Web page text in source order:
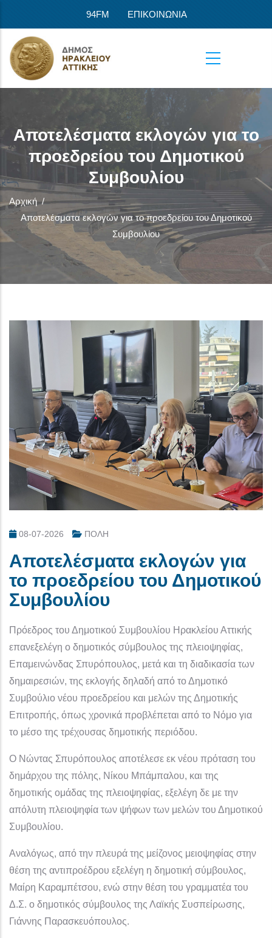
94FM ΕΠΙΚΟΙΝΩΝΙΑ
Αποτελέσματα εκλογών για το
προεδρείου του Δημοτικού
Συμβουλίου
Αρχική /
Αποτελέσματα εκλογών για το προεδρείου του Δημοτικού
Συμβουλίου
08-07-2026 ΠΟΛΗ
Αποτελέσματα εκλογών για
το προεδρείου του Δημοτικού
Συμβουλίου
Πρόεδρος του Δημοτικού Συμβουλίου Ηρακλείου Αττικής
επανεξελέγη ο δημοτικός σύμβουλος της πλειοψηφίας,
Επαμεινώνδας Σπυρόπουλος, μετά και τη διαδικασία των
δημαιρεσιών, της εκλογής δηλαδή από το Δημοτικό
Συμβούλιο νέου προεδρείου και μελών της Δημοτικής
Επιτροπής, όπως χρονικά προβλέπεται από το Νόμο για
το μέσο της τρέχουσας δημοτικής περιόδου.
Ο Νώντας Σπυρόπουλος αποτέλεσε εκ νέου πρόταση του
δημάρχου της πόλης, Νίκου Μπάμπαλου, και της
δημοτικής ομάδας της πλειοψηφίας, εξελέγη δε με την
απόλυτη πλειοψηφία των ψήφων των μελών του Δημοτικού
Συμβουλίου.
Αναλόγως, από την πλευρά της μείζονος μειοψηφίας στην
θέση της αντιπροέδρου εξελέγη η δημοτική σύμβουλος,
Μαίρη Καραμπέτσου, ενώ στην θέση του γραμματέα του
Δ.Σ. ο δημοτικός σύμβουλος της Λαϊκής Συσπείρωσης,
Γιάννης Παρασκευόπουλος.